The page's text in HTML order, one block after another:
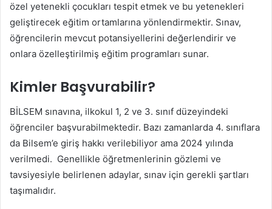
özel yetenekli çocukları tespit etmek ve bu yetenekleri
geliştirecek eğitim ortamlarına yönlendirmektir. Sınav,
öğrencilerin mevcut potansiyellerini değerlendirir ve
onlara özelleştirilmiş eğitim programları sunar.
Kimler Başvurabilir?
BİLSEM sınavına, ilkokul 1, 2 ve 3. sınıf düzeyindeki
öğrenciler başvurabilmektedir. Bazı zamanlarda 4. sınıflara
da Bilsem’e giriş hakkı verilebiliyor ama 2024 yılında
verilmedi. Genellikle öğretmenlerinin gözlemi ve
tavsiyesiyle belirlenen adaylar, sınav için gerekli şartları
taşımalıdır.